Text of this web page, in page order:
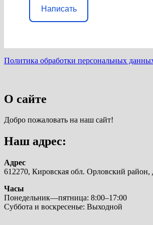
Написать
Политика обработки персональных
О сайте
Добро пожаловать на наш сайт!
Наш адрес:
Адрес
612270, Кировская обл. Орловский
Часы
Понедельник—пятница: 8:00–17:00
Суббота и воскресенье: Выходной